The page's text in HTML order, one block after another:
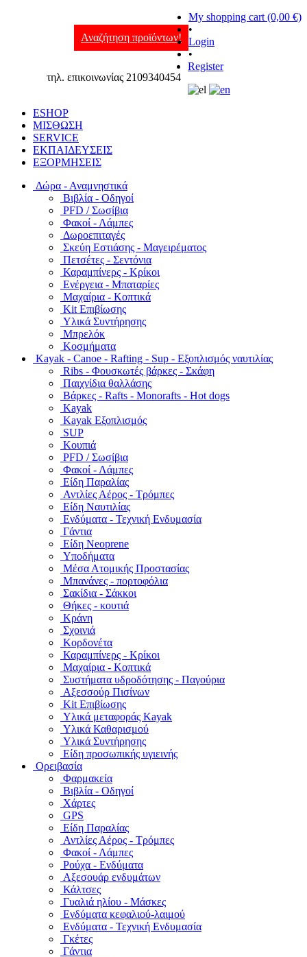
Αναζήτηση προϊόντων!
τηλ. επικοινωνίας 2109340454
My shopping cart (0,00 €)
•
Login
•
Register
ESHOP
ΜΙΣΘΩΣΗ
SERVICE
ΕΚΠΑΙΔΕΥΣΕΙΣ
ΕΞΟΡΜΗΣΕΙΣ
Δώρα - Αναμνηστικά
Βιβλία - Οδηγοί
PFD / Σωσίβια
Φακοί - Λάμπες
Δωροεπιταγές
Σκεύη Εστιάσης - Μαγειρέματος
Πετσέτες - Σεντόνια
Καραμπίνερς - Κρίκοι
Ενέργεια - Μπαταρίες
Μαχαίρια - Κοπτικά
Kit Επιβίωσης
Υλικά Συντήρησης
Μπρελόκ
Κοσμήματα
Kayak - Canoe - Rafting - Sup - Εξοπλισμός ναυτιλίας
Ribs - Φουσκωτές βάρκες - Σκάφη
Παιχνίδια θαλλάσης
Βάρκες - Rafts - Monorafts - Hot dogs
Kayak
Kayak Εξοπλισμός
SUP
Κουπιά
PFD / Σωσίβια
Φακοί - Λάμπες
Είδη Παραλίας
Αντλίες Αέρος - Τρόμπες
Είδη Ναυτιλίας
Ενδύματα - Τεχνική Ενδυμασία
Γάντια
Είδη Neoprene
Υποδήματα
Μέσα Ατομικής Προστασίας
Μπανάνες - πορτοφόλια
Σακίδια - Σάκκοι
Θήκες - κουτιά
Κράνη
Σχοινιά
Κορδονέτα
Καραμπίνερς - Κρίκοι
Μαχαίρια - Κοπτικά
Συστήματα υδροδότησης - Παγούρια
Αξεσσούρ Πισίνων
Kit Επιβίωσης
Υλικά μεταφοράς Kayak
Υλικά Καθαρισμού
Υλικά Συντήρησης
Είδη προσωπικής υγιεινής
Ορειβασία
Φαρμακεία
Βιβλία - Οδηγοί
Χάρτες
GPS
Είδη Παραλίας
Αντλίες Αέρος - Τρόμπες
Φακοί - Λάμπες
Ρούχα - Ενδύματα
Αξεσουάρ ενδυμάτων
Κάλτσες
Γυαλιά ηλίου - Μάσκες
Ενδύματα κεφαλιού-λαιμού
Ενδύματα - Τεχνική Ενδυμασία
Γκέτες
Γάντια